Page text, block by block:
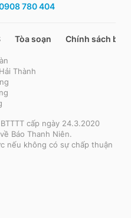
780 404
Tòa soạn Chính sách bảo
Thành
cấp ngày 24.3.2020
Báo Thanh Niên.
nếu không có sự chấp thuận